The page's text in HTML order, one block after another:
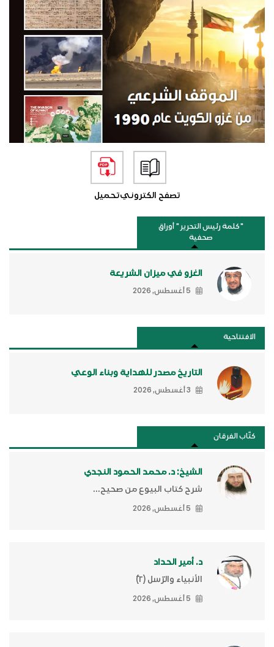
تصفح الكترونيتحميل
"كلمة رئيس التحرير " أوراق
صحفية
الغزو في ميزان الشريعة
5 أغسطس, 2026
الافتتاحية
التاريخ مصدر للهداية وبناء الوعي
3 أغسطس, 2026
كتَّاب الفرقان
الشيخ: د. محمد الحمود النجدي
شرح كتاب البيوع من صحيح...
5 أغسطس, 2026
د. أمير الحداد
الأنبياء والرّسل (٢)ّ
5 أغسطس, 2026